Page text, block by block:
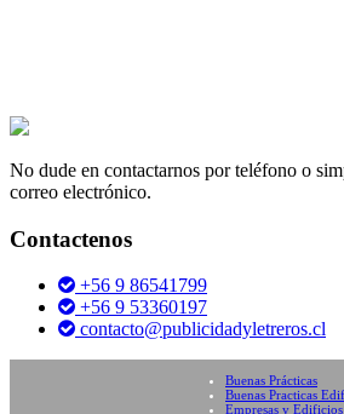
No dude en contactarnos por teléfono o
correo electrónico.
Contactenos
+56 9 86541799
+56 9 53360197
contacto@publicidadyletreros.cl
Buenas Prácticas
Buenas Practicas
Empresas y Edificios